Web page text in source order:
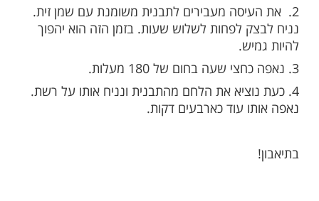
1/2 כוס אגוזי לוז או מלך או שקדים,
4 כפות קליפות פסיליום,
כף סילאן, 2 כפות זרעי צ'יה, 3 כפות שמן זית,
מזון נניח יחד את כל החומרים, ועל ידי פולסים